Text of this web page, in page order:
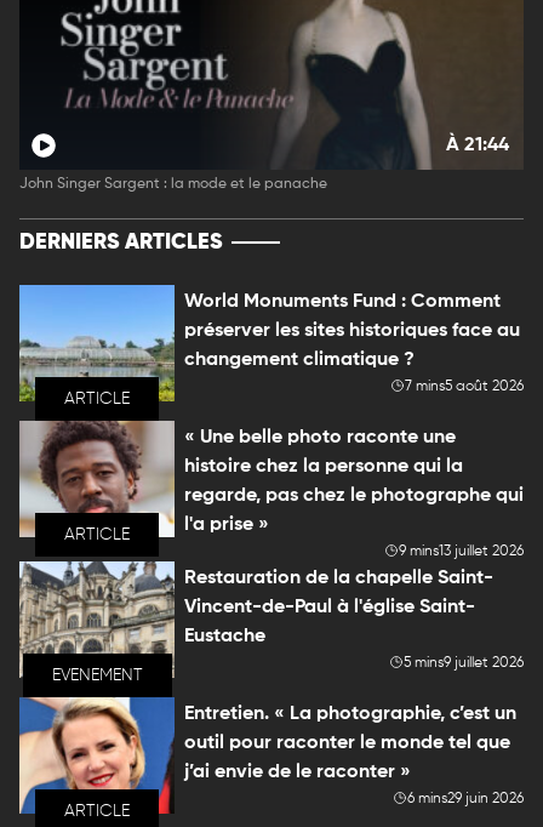
À 21:44
John Singer Sargent : la mode et le panache
DERNIERS ARTICLES
ARTICLE
World Monuments Fund : Comment
préserver les sites historiques face au
changement climatique ?
7 mins5 août 2026
ARTICLE
« Une belle photo raconte une
histoire chez la personne qui la
regarde, pas chez le photographe qui
l'a prise »
9 mins13 juillet 2026
EVENEMENT
Restauration de la chapelle Saint-
Vincent-de-Paul à l'église Saint-
Eustache
5 mins9 juillet 2026
ARTICLE
Entretien. « La photographie, c’est un
outil pour raconter le monde tel que
j’ai envie de le raconter »
6 mins29 juin 2026